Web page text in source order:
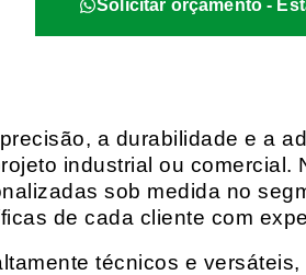
Solicitar orçamento -
a durabilidade e a
industrial ou comercial.
sob medida no
de cada cliente com
técnicos e